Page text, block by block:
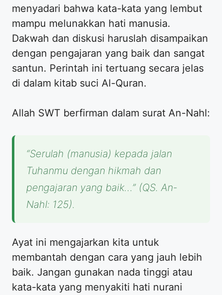
menyadari bahwa kata-kata yang lembut
mampu melunakkan hati manusia.
Dakwah dan diskusi haruslah disampaikan
dengan pengajaran yang baik dan sangat
santun. Perintah ini tertuang secara jelas
di dalam kitab suci Al-Quran.
Allah SWT berfirman dalam surat An-Nahl:
“Serulah (manusia) kepada jalan
Tuhanmu dengan hikmah dan
pengajaran yang baik…” (QS. An-
Nahl: 125).
Ayat ini mengajarkan kita untuk
membantah dengan cara yang jauh lebih
baik. Jangan gunakan nada tinggi atau
kata-kata yang menyakiti hati nurani